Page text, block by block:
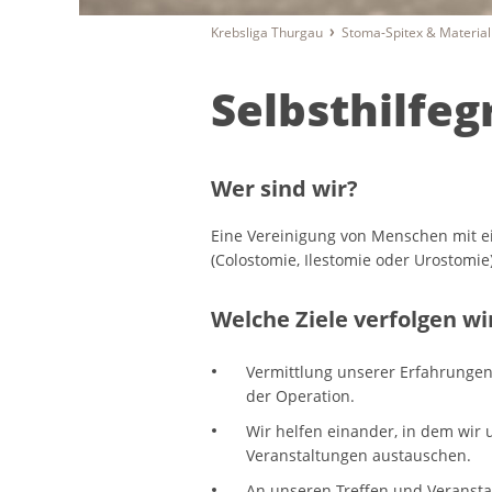
Krebsliga Thurgau Stoma-Spitex & Material
Wer sind wir?
Eine Vereinigung von Menschen mit
(Colostomie, Ilestomie oder
Welche Ziele verfolgen
Vermittlung unserer
der Operation.
Wir helfen einander, in dem wir
Veranstaltungen austauschen.